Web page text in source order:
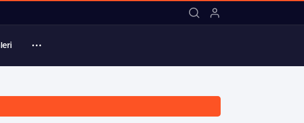
11:55 / Sarıgazispor’dan